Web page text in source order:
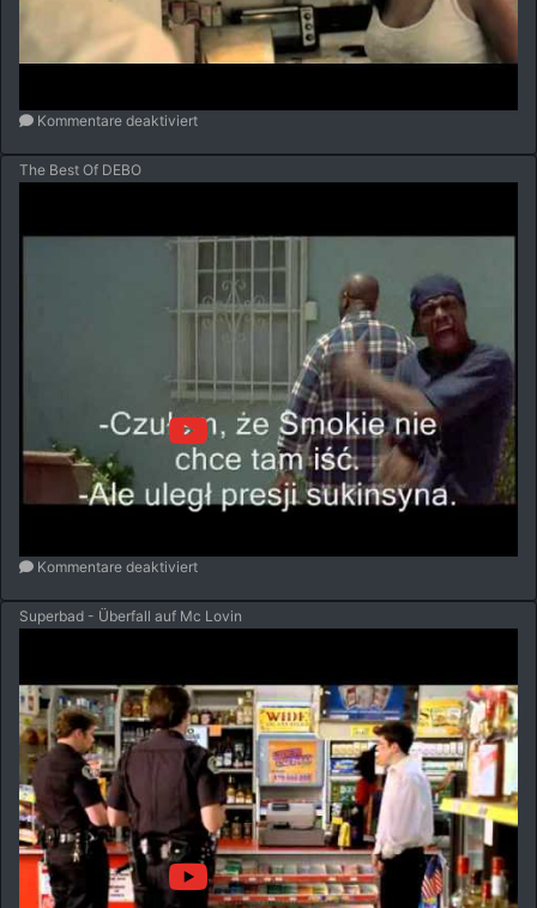
Kommentare deaktiviert
The Best Of DEBO
Kommentare deaktiviert
Superbad - Überfall auf Mc Lovin